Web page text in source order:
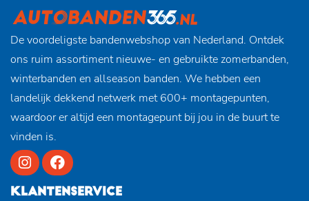
De voordeligste bandenwebshop van Nederland. Ontdek
ons ruim assortiment nieuwe- en gebruikte zomerbanden,
winterbanden en allseason banden. We hebben een
landelijk dekkend netwerk met 600+ montagepunten,
waardoor er altijd een montagepunt bij jou in de buurt te
vinden is.
KLANTENSERVICE